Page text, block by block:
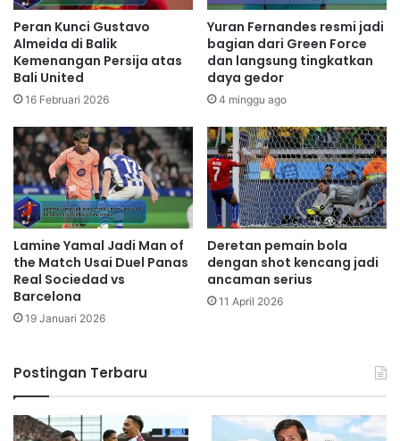
Peran Kunci Gustavo
Almeida di Balik
Kemenangan Persija atas
Bali United
16 Februari 2026
Yuran Fernandes resmi jadi
bagian dari Green Force
dan langsung tingkatkan
daya gedor
4 minggu ago
Lamine Yamal Jadi Man of
the Match Usai Duel Panas
Real Sociedad vs
Barcelona
19 Januari 2026
Deretan pemain bola
dengan shot kencang jadi
ancaman serius
11 April 2026
Postingan Terbaru